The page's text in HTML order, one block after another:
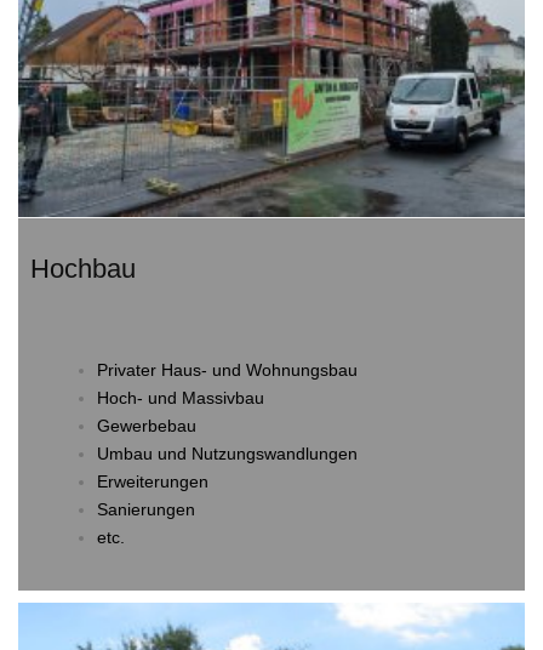
Hochbau
Privater Haus- und Wohnungsbau
Hoch- und Massivbau
Gewerbebau
Umbau und Nutzungswandlungen
Erweiterungen
Sanierungen
etc.